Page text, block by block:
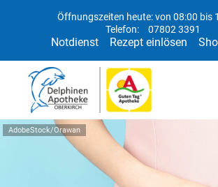
Öffnungszeiten heute: von 08:00 bis
Telefon:
07802 3391
Notdienst Rezept einlösen
AdobeStock/Orawan